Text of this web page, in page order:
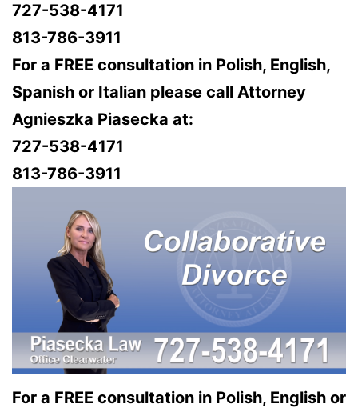
727-538-4171
813-786-3911
For a FREE consultation in Polish, English,
Spanish or Italian please call Attorney
Agnieszka Piasecka at:
727-538-4171
813-786-3911
For a FREE consultation in Polish, English or